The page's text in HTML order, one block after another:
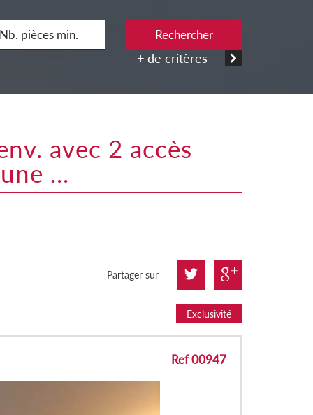
Rechercher
+ de critères
...
Partager sur
Exclusivité
Ref 00947